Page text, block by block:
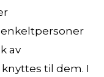
av
til dem. I